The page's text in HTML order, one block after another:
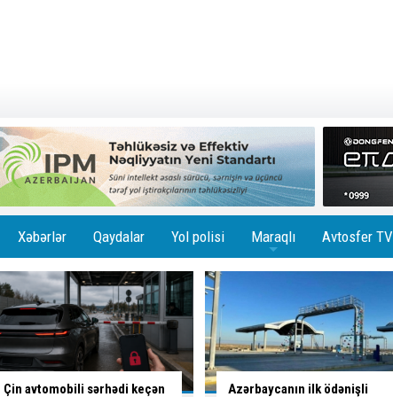
Xəbərlər Qaydalar Yol polisi Maraqlı Avtosfer TV
Azərbaycanın ilk ödənişli
Bakıdaaltı marşrutun